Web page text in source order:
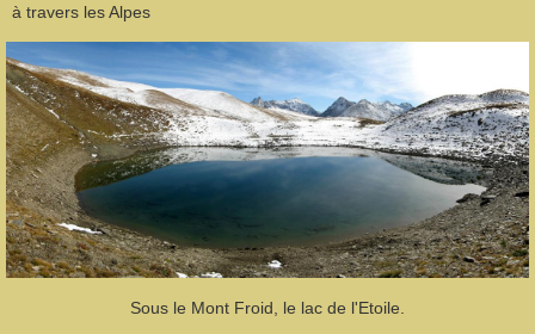
à travers les Alpes
Sous le Mont Froid, le lac de l'Etoile.